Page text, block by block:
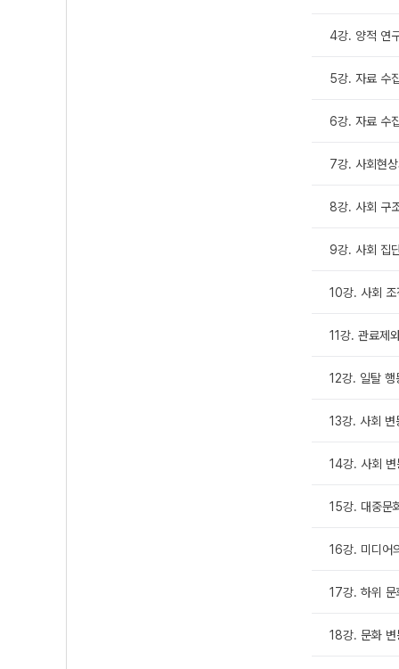
4강. 양적 연
5강. 자료 수
6강. 자료 수
7강. 사회현
8강. 사회 구
9강. 사회 집
10강. 사회 조
11강. 관료제
12강. 일탈 행
13강. 사회 변
14강. 사회
15강. 대중문
16강. 미디어
17강. 하위 문
18강. 문화 변